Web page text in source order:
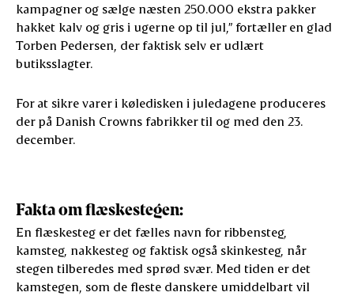
kampagner og sælge næsten 250.000 ekstra pakker
hakket kalv og gris i ugerne op til jul,” fortæller en glad
Torben Pedersen, der faktisk selv er udlært
butiksslagter.
For at sikre varer i køledisken i juledagene produceres
der på Danish Crowns fabrikker til og med den 23.
december.
Fakta om flæskestegen:
En flæskesteg er det fælles navn for ribbensteg,
kamsteg, nakkesteg og faktisk også skinkesteg, når
stegen tilberedes med sprød svær. Med tiden er det
kamstegen, som de fleste danskere umiddelbart vil